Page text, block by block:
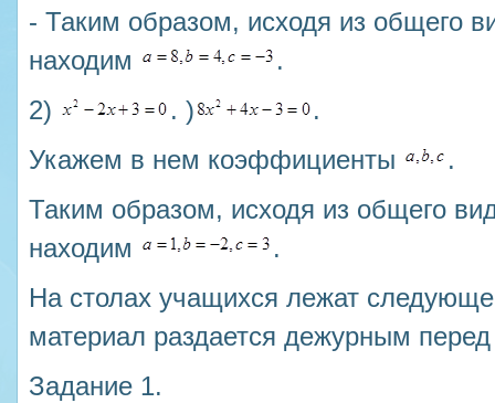
- Таким образом, исходя из общего
находим
.
2)
. )
.
Укажем в нем коэффициенты
.
Таким образом, исходя из общего
находим
.
На столах учащихся лежат
материал раздается дежурным
Задание 1.